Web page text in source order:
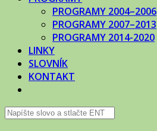
PROGRAMY 2004–2006
PROGRAMY 2007–2013
PROGRAMY 2014-2020
LINKY
SLOVNÍK
KONTAKT